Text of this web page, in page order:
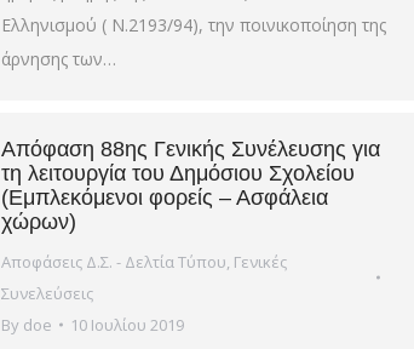
Ελληνισμού ( Ν.2193/94), την ποινικοποίηση της
άρνησης των…
Απόφαση 88ης Γενικής Συνέλευσης για
τη λειτουργία του Δημόσιου Σχολείου
(Εμπλεκόμενοι φορείς – Ασφάλεια
χώρων)
Αποφάσεις Δ.Σ. - Δελτία Τύπου, Γενικές
Συνελεύσεις
By doe 10 Ιουλίου 2019